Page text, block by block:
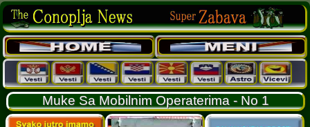
Muke Sa Mobilnim Operaterima - No 1